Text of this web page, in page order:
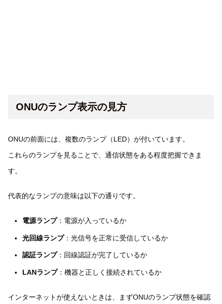
ONUのランプ表示の見方
ONUの前面には、複数のランプ（LED）が付いています。
これらのランプを見ることで、通信状態をある程度把握できま
す。
代表的なランプの意味は以下の通りです。
電源ランプ：電源が入っているか
光回線ランプ：光信号を正常に受信しているか
認証ランプ：回線認証が完了しているか
LANランプ：機器と正しく接続されているか
インターネットが使えないときは、まずONUのランプ状態を確認